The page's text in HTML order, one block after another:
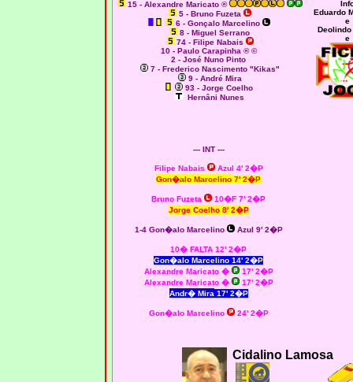
15 - Alexandre Maricato ®
5 - Bruno Fuzeta
6 - Gonçalo Marcelino
8 - Miguel Serrano
74 - Filipe Nabais
10 - Paulo Carapinha ® ©
2 - José Nuno Pinto
7 - Frederico Nascimento "Kikas"
9 - André Mira
93 - Jorge Coelho
Hernâni Nunes
--- INT ---
Filipe Nabais
Azul 4' 2�P
Gon�alo Marcelino 7' 2�P
Bruno Fuzeta
10�F 7' 2�P
Jorge Coelho8' 2�P
1-4 Gon�alo Marcelino Azul 9' 2�P
10� FALTA 12' 2�P
Gon�alo Marcelino 14' 2�P
Alexandre Maricato �
17' 2�P
Alexandre Maricato �
17' 2�P
Andr� Mira 17' 2�P
Gon�alo Marcelino 24' 2�P
Eduardo
e
Deolindo
e
Cidalino Lamosa